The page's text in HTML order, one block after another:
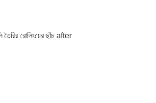
তৈরির রোলিংয়ের ছাঁচ after